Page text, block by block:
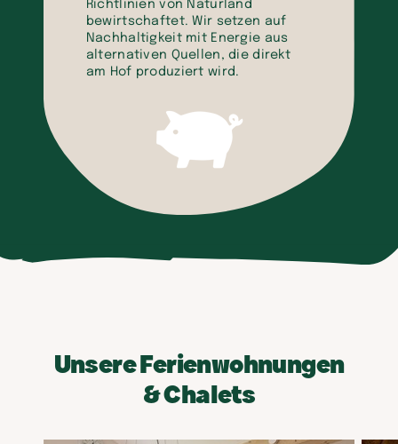
Richtlinien von Naturland
bewirtschaftet. Wir setzen auf
Nachhaltigkeit mit Energie aus
alternativen Quellen, die direkt
am Hof produziert wird.
Unsere Ferienwohnungen
& Chalets